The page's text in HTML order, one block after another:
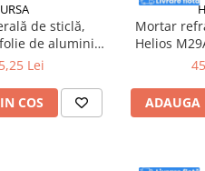
URSA
de sticlă,
de aluminiu
Ab100mm
Lei
COS
Mortar
Helios
ADAUGA